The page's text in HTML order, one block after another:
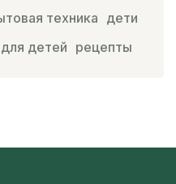
техника дети
детей рецепты